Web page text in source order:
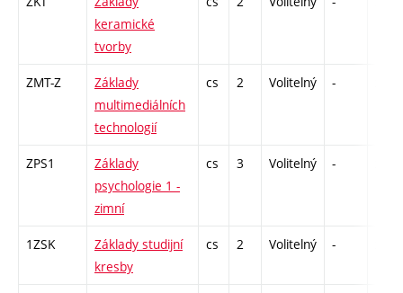
keramické
tvorby
ZMT-Z
Základy
multimediálních
technologií
cs 2 Volitelný -
ZPS1
Základy
psychologie 1 -
zimní
cs 3 Volitelný -
1ZSK
Základy studijní
kresby
cs 2 Volitelný -